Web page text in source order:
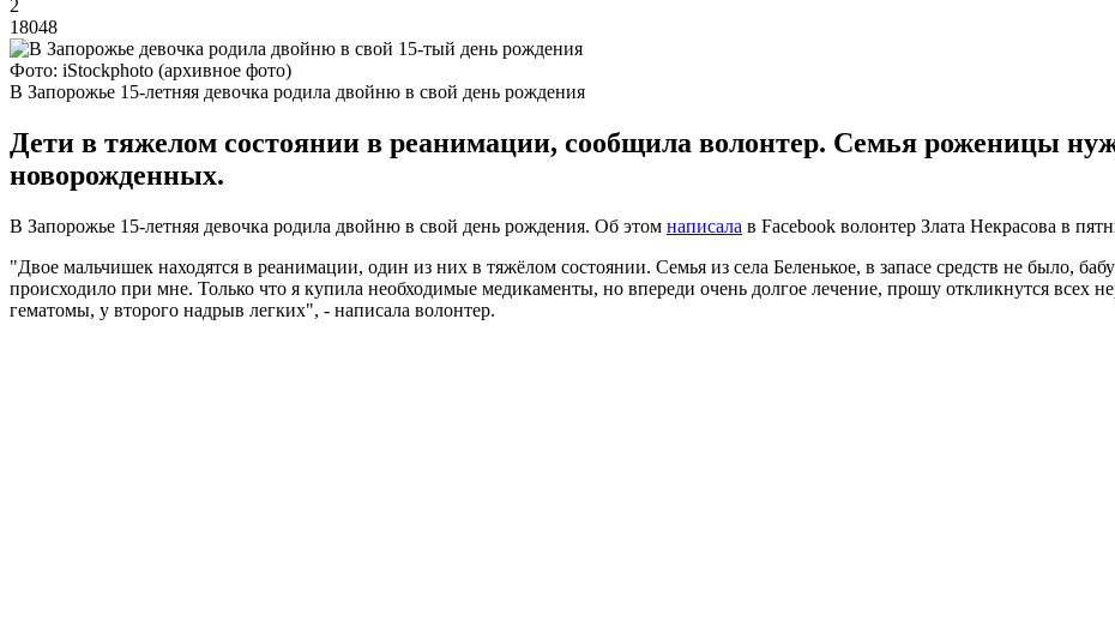
2
18048
Фото: iStockphoto (архивное фото)
В Запорожье 15-летняя девочка родила двойню в свой день рождения
Дети в тяжелом состоянии в реанимации, сообщила волонтер. Семья роженицы
новорожденных.
В Запорожье 15-летняя девочка родила двойню в свой день рождения. Об этом написала в Facebook волонтер Злата Некрасова в
"Двое мальчишек находятся в реанимации, один из них в тяжёлом состоянии. Семья из села Беленькое, в запасе средств не было,
происходило при мне. Только что я купила необходимые медикаменты, но впереди очень долгое лечение, прошу откликнутся всех
гематомы, у второго надрыв легких", - написала волонтер.